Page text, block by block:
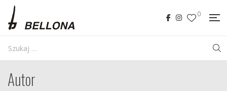
0
Autor